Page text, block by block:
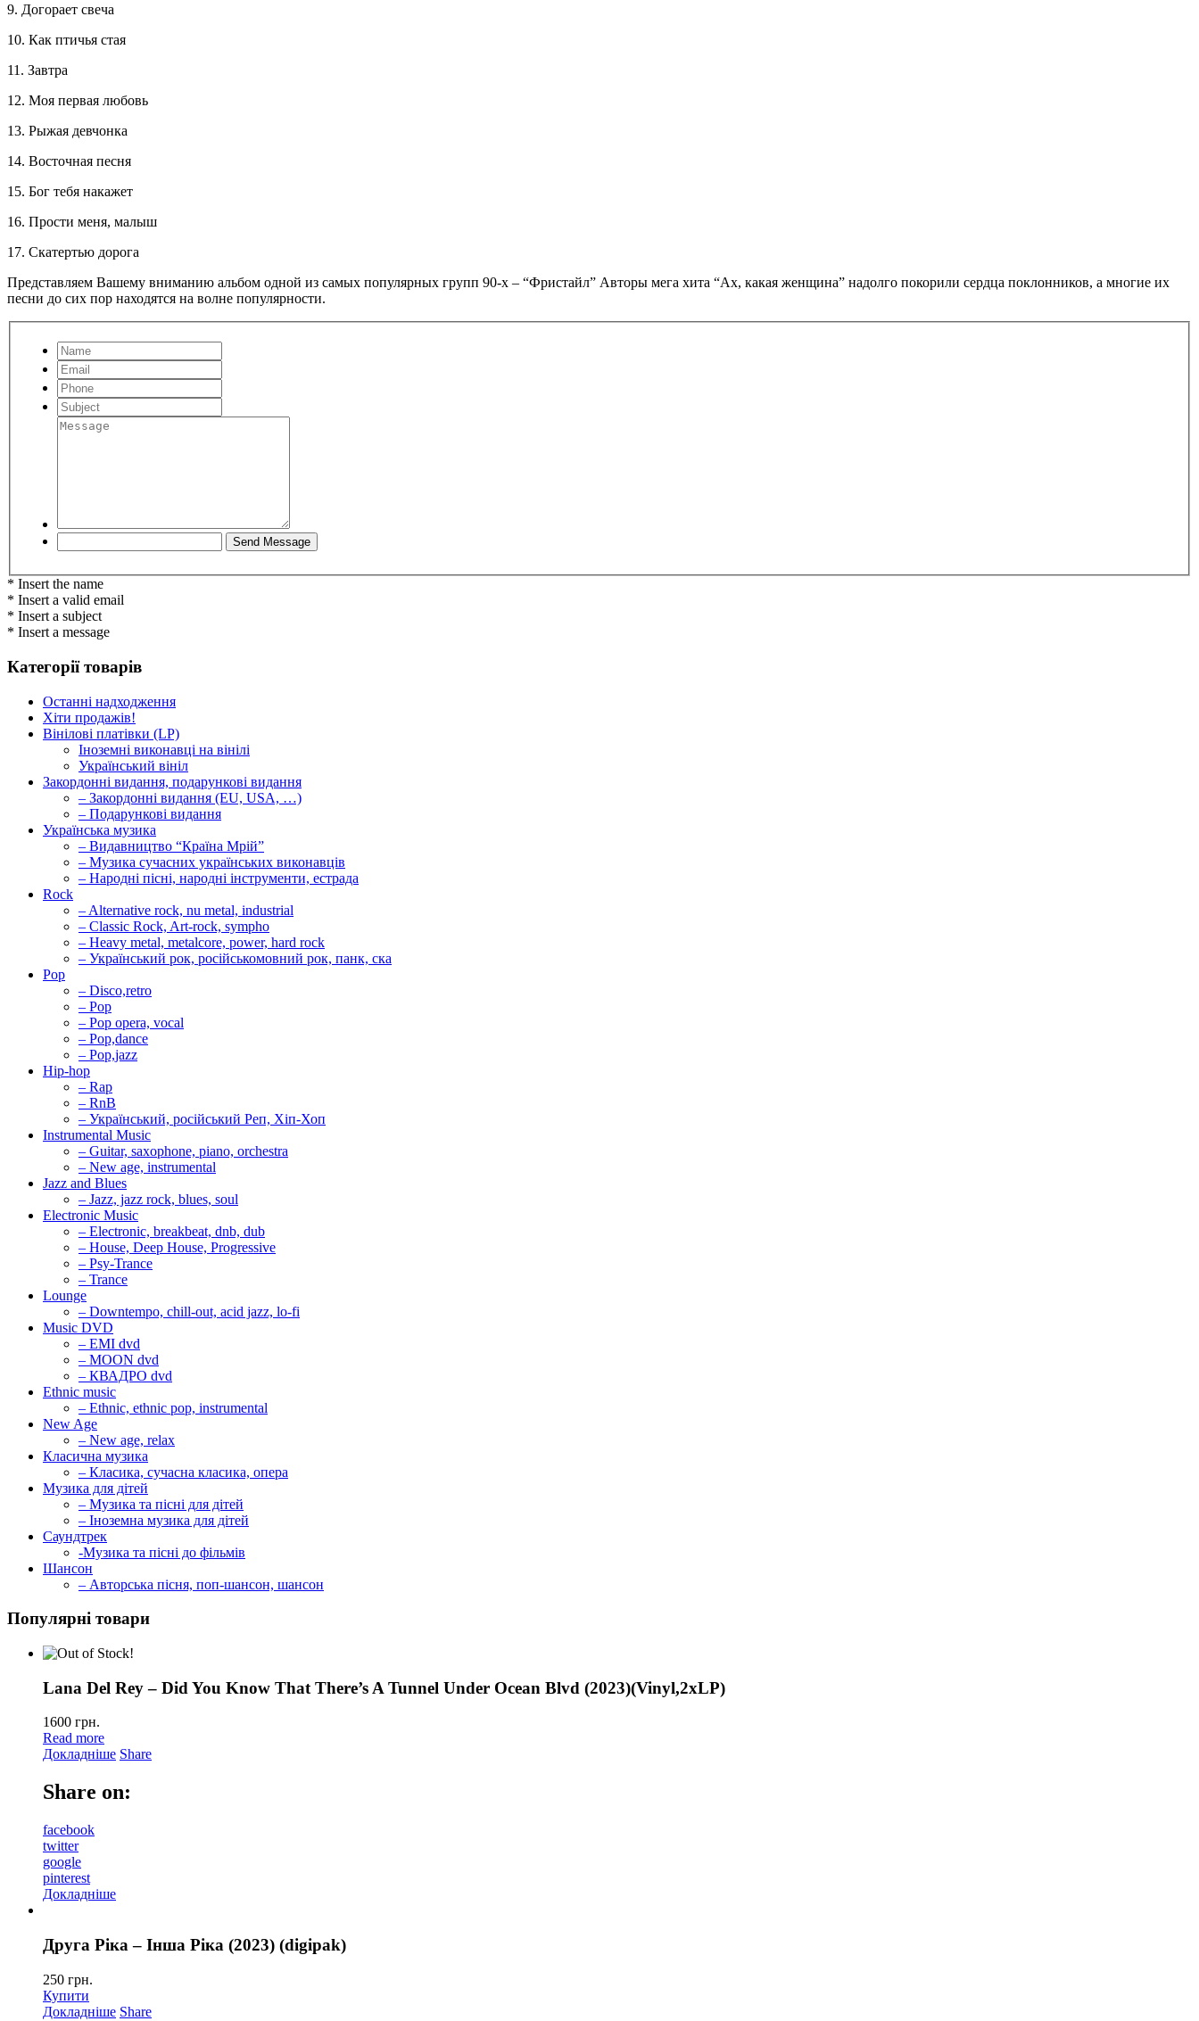
9. Догорает свеча
10. Как птичья стая
11. Завтра
12. Моя первая любовь
13. Рыжая девчонка
14. Восточная песня
15. Бог тебя накажет
16. Прости меня, малыш
17. Скатертью дорога
Представляем Вашему вниманию альбом одной из самых популярных групп 90-х – “Фристайл” Авторы мега хита “Ах, какая женщина” надолго покорили сердца поклонников, а многие их
песни до сих пор находятся на волне популярности.
* Insert the name
* Insert a valid email
* Insert a subject
* Insert a message
Категорії товарів
Останні надходження
Хіти продажів!
Вінілові платівки (LP)
Іноземні виконавці на вінілі
Український вініл
Закордонні видання, подарункові видання
– Закордонні видання (EU, USA, …)
– Подарункові видання
Українська музика
– Видавництво “Країна Мрій”
– Музика сучасних українських виконавців
– Народні пісні, народні інструменти, естрада
Rock
– Alternative rock, nu metal, industrial
– Classic Rock, Art-rock, sympho
– Heavy metal, metalcore, power, hard rock
– Український рок, російськомовний рок, панк, ска
Pop
– Disco,retro
– Pop
– Pop opera, vocal
– Pop,dance
– Pop,jazz
Hip-hop
– Rap
– RnB
– Український, російський Реп, Хіп-Хоп
Instrumental Music
– Guitar, saxophone, piano, orchestra
– New age, instrumental
Jazz and Blues
– Jazz, jazz rock, blues, soul
Electronic Music
– Electronic, breakbeat, dnb, dub
– House, Deep House, Progressive
– Psy-Trance
– Trance
Lounge
– Downtempo, chill-out, acid jazz, lo-fi
Music DVD
– EMI dvd
– MOON dvd
– КВАДРО dvd
Ethnic music
– Ethnic, ethnic pop, instrumental
New Age
– New age, relax
Класична музика
– Класика, сучасна класика, опера
Музика для дітей
– Музика та пісні для дітей
– Іноземна музика для дітей
Саундтрек
-Музика та пісні до фільмів
Шансон
– Авторська пісня, поп-шансон, шансон
Популярні товари
Lana Del Rey – Did You Know That There’s A Tunnel Under Ocean Blvd (2023)(Vinyl,2xLP)
1600 грн.
Read more
Докладніше Share
Share on:
facebook
twitter
google
pinterest
Докладніше
Друга Ріка – Інша Ріка (2023) (digipak)
250 грн.
Купити
Докладніше Share